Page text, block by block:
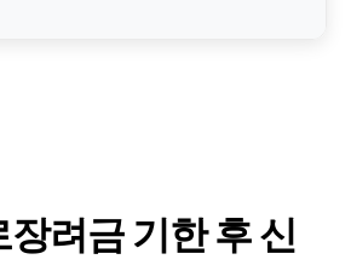
려금 기한 후 신